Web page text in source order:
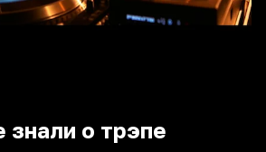
знали о трэпе